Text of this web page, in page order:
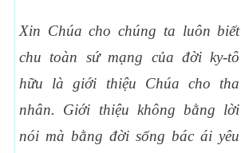
Xin Chúa cho chúng ta luôn biết
chu toàn sứ mạng củađời ky-tô
hữu là giới thiệu Chúa cho tha
nhân. Giới thiệu không bằng lời
nói mà bằngđời sống bác ái yêu